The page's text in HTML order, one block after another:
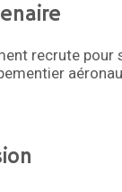
recrute pour